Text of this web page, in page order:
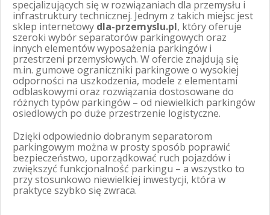
specjalizujących się w rozwiązaniach dla przemysłu i
infrastruktury technicznej. Jednym z takich miejsc jest
sklep internetowy dla-przemyslu.pl, który oferuje
szeroki wybór separatorów parkingowych oraz
innych elementów wyposażenia parkingów i
przestrzeni przemysłowych. W ofercie znajdują się
m.in. gumowe ograniczniki parkingowe o wysokiej
odporności na uszkodzenia, modele z elementami
odblaskowymi oraz rozwiązania dostosowane do
różnych typów parkingów – od niewielkich parkingów
osiedlowych po duże przestrzenie logistyczne.
Dzięki odpowiednio dobranym separatorom
parkingowym można w prosty sposób poprawić
bezpieczeństwo, uporządkować ruch pojazdów i
zwiększyć funkcjonalność parkingu – a wszystko to
przy stosunkowo niewielkiej inwestycji, która w
praktyce szybko się zwraca.